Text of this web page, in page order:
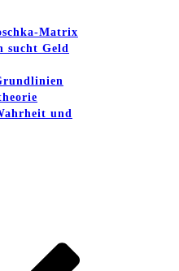
Matrix
sucht Geld
und